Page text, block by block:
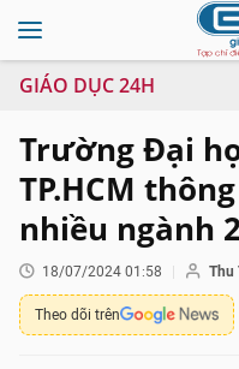
GIÁO DỤC 24H
Trường Đại
TP.HCM
nhiều ngành
18/07/2024 01:58 Thu
Theo dõi trên